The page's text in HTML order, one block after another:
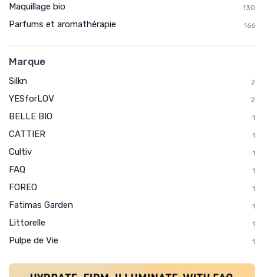
Maquillage bio 130
Parfums et aromathérapie 166
Marque
Silkn 2
YESforLOV 2
BELLE BIO 1
CATTIER 1
Cultiv 1
FAQ 1
FOREO 1
Fatimas Garden 1
Littorelle 1
Pulpe de Vie 1